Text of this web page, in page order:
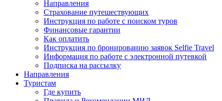
Направления
Страхование путешествующих
Инструкция по работе с поиском туров
Финансовые гарантии
Как оплатить
Инструкция по бронированию заявок Selfie Travel
Информация по работе с электронной путевкой
Подписка на рассылку
Направления
Туристам
Где купить